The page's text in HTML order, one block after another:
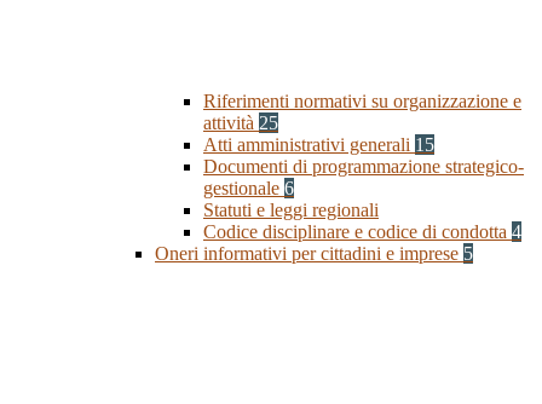
Riferimenti normativi su organizzazione e
attività 25
Atti amministrativi generali 15
Documenti di programmazione strategico-
gestionale 6
Statuti e leggi regionali
Codice disciplinare e codice di condotta 4
Oneri informativi per cittadini e imprese 5